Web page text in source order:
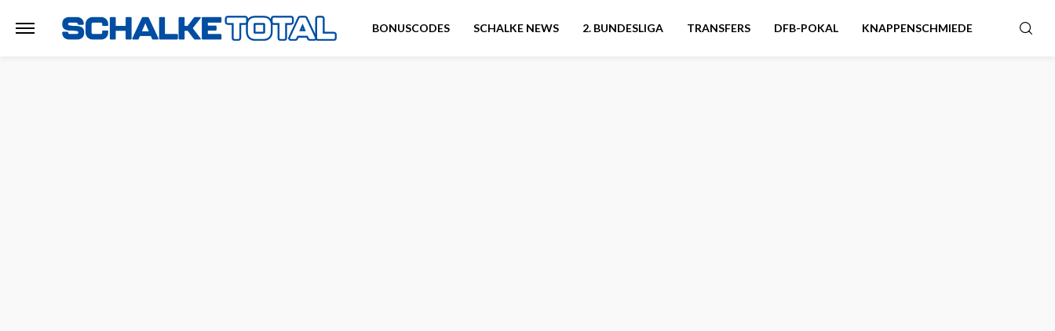
BONUSCODES SCHALKE NEWS 2. BUNDESLIGA TRANSFERS DFB-POKAL KNAPPENSCHMIEDE